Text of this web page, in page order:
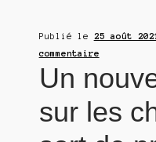
Publié le 25 août
commentaire
Un
sur les